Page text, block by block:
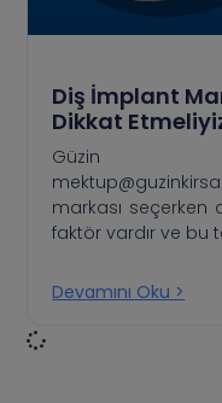
Diş İmplant
Dikkat
Güzin
markası seçerken
faktör vardır ve bu
Devamını Oku >